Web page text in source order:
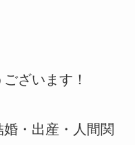
ざいます！
・出産・人間関